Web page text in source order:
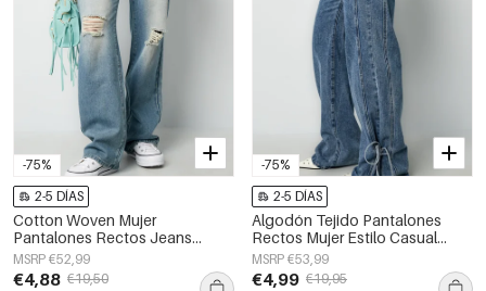
-75%
2-5 DÍAS
Cotton Woven Mujer
Pantalones Rectos Jeans
Ripped
MSRP €52,99
€4,88 €19,50
-75%
2-5 DÍAS
Algodón Tejido Pantalones
Rectos Mujer Estilo Casual
Detalle Nudo
MSRP €53,99
€4,99 €19,95